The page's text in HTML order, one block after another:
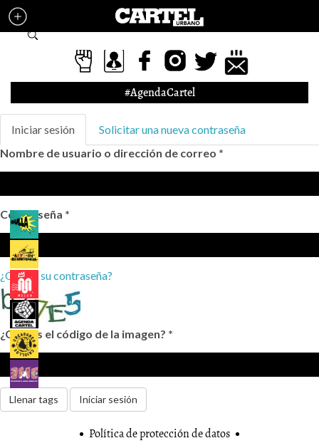
Pasar al contenido principal
Formulario de búsqueda
#AgendaCartel
Solapas principales
Iniciar sesión (solapa
activa)
Solicitar una nueva contraseña
Nombre de usuario o dirección de correo *
Contraseña *
¿Olvidó su contraseña?
¿Cuál es el código de la imagen? *
Llenar tags Iniciar sesión
Política de protección de datos